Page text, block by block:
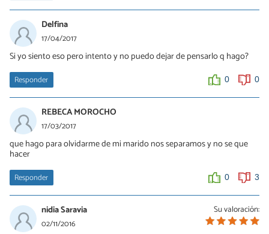
solitaria
vivir junto y de repente se acabo le escribi lo llame pero me
bloqueo es duro pero no se puede obligar a nadie que te ame
verdad
Delfina
17/04/2017
Si yo siento eso pero intento y no puedo dejar de pensarlo q hago?
Responder 0 0
REBECA MOROCHO
17/03/2017
que hago para olvidarme de mi marido nos separamos y no se que
hacer
Responder 0 3
Su valoración:
nidia Saravia
02/11/2016